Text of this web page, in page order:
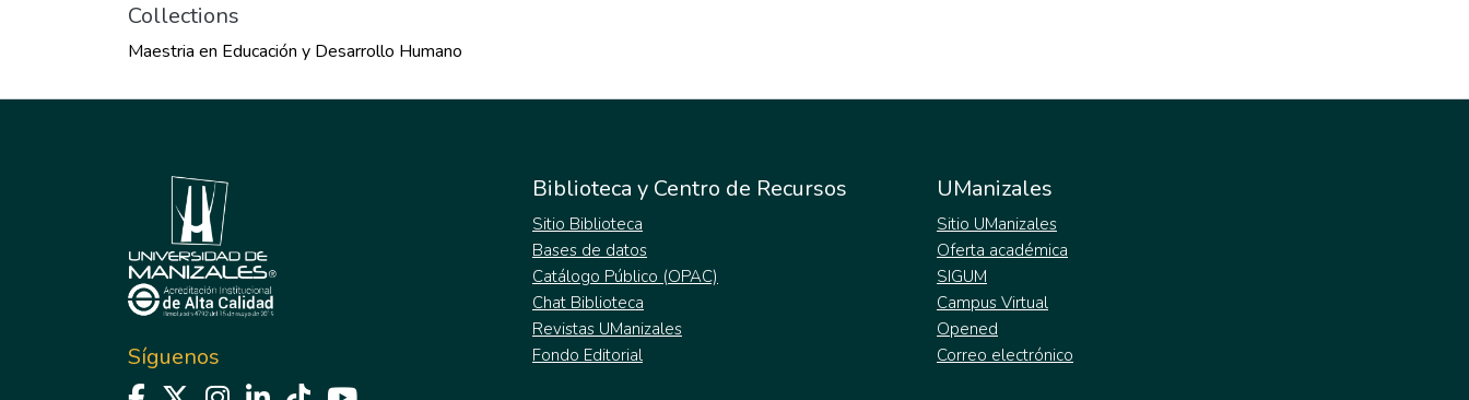
Collections
Maestria en Educación y Desarrollo Humano
Síguenos
Biblioteca y Centro de Recursos
Sitio Biblioteca
Bases de datos
Catálogo Público (OPAC)
Chat Biblioteca
Revistas UManizales
Fondo Editorial
UManizales
Sitio UManizales
Oferta académica
SIGUM
Campus Virtual
Opened
Correo electrónico